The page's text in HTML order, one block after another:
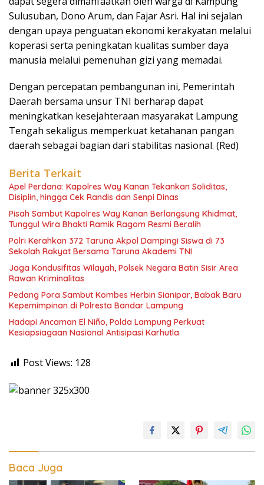
Sulusuban, Dono Arum, dan Fajar Asri. Hal ini sejalan
dengan upaya penguatan ekonomi kerakyatan melalui
koperasi serta peningkatan kualitas sumber daya
manusia melalui pemenuhan gizi yang memadai.
Dengan percepatan pembangunan ini, Pemerintah
Daerah bersama unsur TNI berharap dapat
meningkatkan kesejahteraan masyarakat Lampung
Tengah sekaligus memperkuat ketahanan pangan
daerah sebagai bagian dari stabilitas nasional. (Red)
Berita Terkait
Apel Perdana: Kapolres Way Kanan Tekankan Soliditas,
Disiplin, hingga Cek Randis dan Senpi Dinas
Pisah Sambut Kapolres Way Kanan Berlangsung Khidmat,
Tunggul Wira Bhakti Ramik Ragom Resmi Beralih
Polri Kerahkan 372 Taruna Akpol Dampingi Siswa di 73
Sekolah Rakyat Bersama Taruna Akademi TNI
Jaga Kondusifitas Wilayah, Polsek Negara Batin Sisir Area
Rawan Kriminalitas
Pedang Pora Sambut Kombes Herbin Sianipar, Babak Baru
Kepemimpinan di Polresta Bandar Lampung
Hadapi Ancaman El Niño, Polda Lampung Perkuat
Kesiapsiagaan Nasional Antisipasi Karhutla
Post Views: 128
Baca Juga